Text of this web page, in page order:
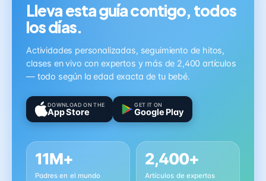
Lleva esta guía contigo, todos
los días.
Actividades personalizadas, seguimiento de hitos,
clases en vivo con expertos y más de 2,400 artículos
— todo según la edad exacta de tu bebé.
DOWNLOAD ON THE
App Store
GET IT ON
Google Play
11M+
Padres en el mundo
2,400+
Artículos de expertos